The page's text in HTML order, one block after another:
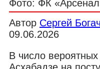
Фото: ФК
Автор Сергей
09.06.2026
В число